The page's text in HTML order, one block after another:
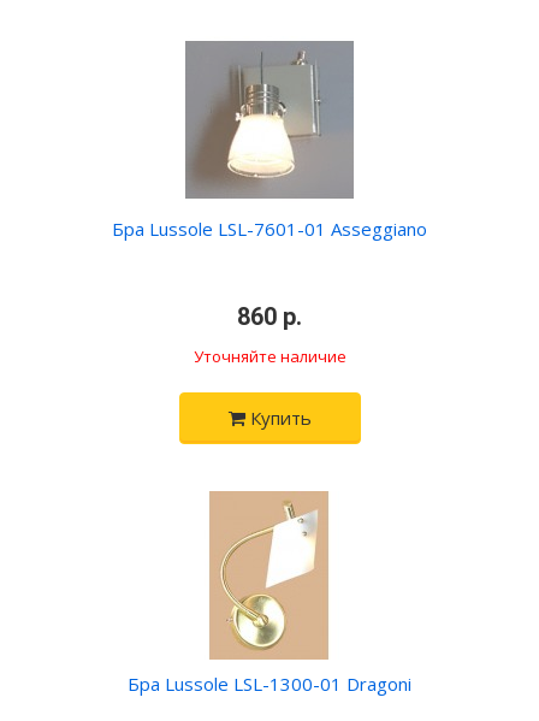
Бра Lussole LSL-7601-01 Asseggiano
860 р.
Уточняйте наличие
Купить
Бра Lussole LSL-1300-01 Dragoni